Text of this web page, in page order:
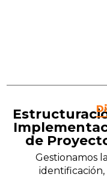
de
Gestionamos la
identificación,